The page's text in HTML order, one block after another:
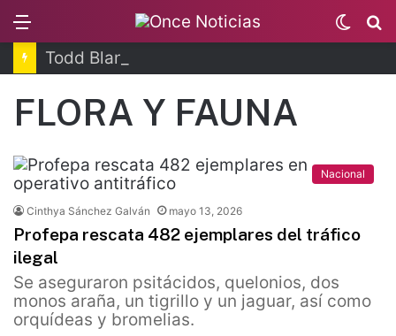
Switch
skin
FLORA Y FAUNA
Nacional
Cinthya Sánchez Galván mayo 13, 2026
Profepa rescata 482 ejemplares del tráfico
ilegal
Se aseguraron psitácidos, quelonios, dos
monos araña, un tigrillo y un jaguar, así como
orquídeas y bromelias.